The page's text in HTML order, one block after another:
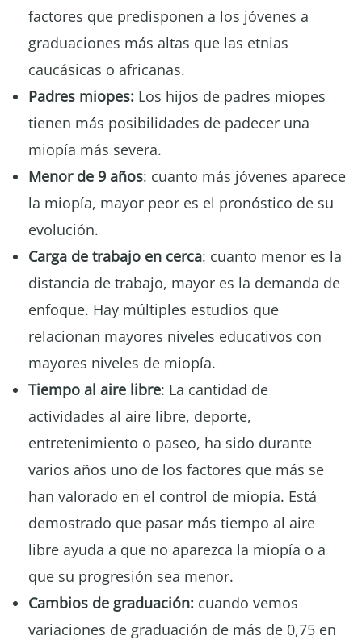
factores que predisponen a los jóvenes a
graduaciones más altas que las etnias
caucásicas o africanas.
Padres miopes: Los hijos de padres miopes
tienen más posibilidades de padecer una
miopía más severa.
Menor de 9 años: cuanto más jóvenes aparece
la miopía, mayor peor es el pronóstico de su
evolución.
Carga de trabajo en cerca: cuanto menor es la
distancia de trabajo, mayor es la demanda de
enfoque. Hay múltiples estudios que
relacionan mayores niveles educativos con
mayores niveles de miopía.
Tiempo al aire libre: La cantidad de
actividades al aire libre, deporte,
entretenimiento o paseo, ha sido durante
varios años uno de los factores que más se
han valorado en el control de miopía. Está
demostrado que pasar más tiempo al aire
libre ayuda a que no aparezca la miopía o a
que su progresión sea menor.
Cambios de graduación: cuando vemos
variaciones de graduación de más de 0,75 en